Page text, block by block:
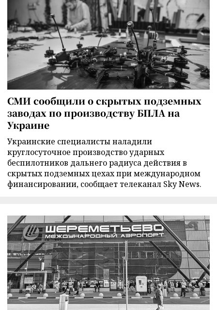
СМИ сообщили о скрытых подземных
заводах по производству БПЛА на
Украине
Украинские специалисты наладили
круглосуточное производство ударных
беспилотников дальнего радиуса действия в
скрытых подземных цехах при международном
финансировании, сообщает телеканал Sky News.